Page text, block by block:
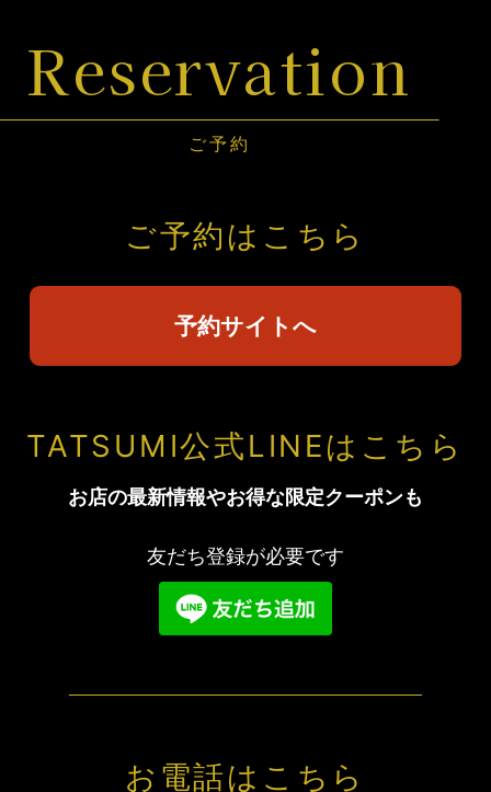
Reservation
ご予約
ご予約はこちら
予約サイトへ
TATSUMI公式LINEはこちら
お店の最新情報やお得な限定クーポンも
友だち登録が必要です
お電話はこちら